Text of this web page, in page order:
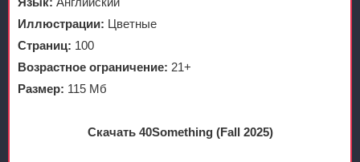
Иллюстрации: Цветные
Страниц: 100
Возрастное ограничение: 21+
Размер: 115 Мб
Скачать 40Something (Fall 2025)